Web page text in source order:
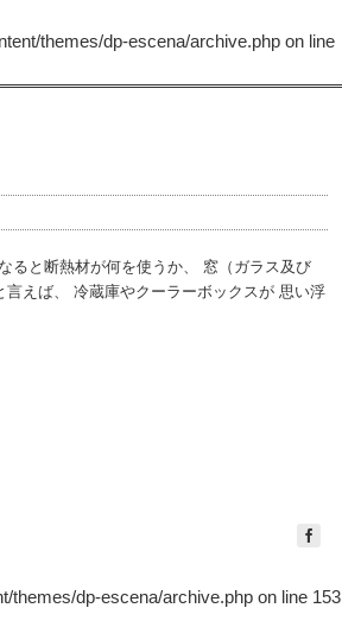
themes/dp-escena/archive.php on line
ると断熱材が何を使うか、 窓（ガラス及び
えば、 冷蔵庫やクーラーボックスが 思い浮
themes/dp-escena/archive.php on line 153